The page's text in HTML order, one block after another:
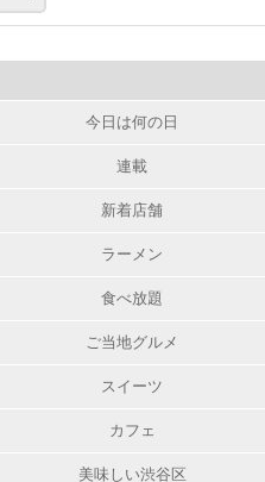
今日は何の日
連載
新着店舗
ラーメン
食べ放題
ご当地グルメ
スイーツ
カフェ
美味しい渋谷区